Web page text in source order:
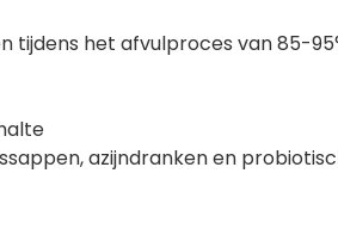
tijdens het afvulproces van 85-
azijndranken en